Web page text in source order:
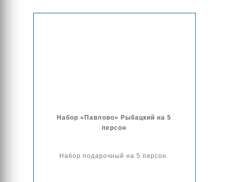
Набор «Павлово» Рыбацкий на 5
персон
Набор подарочный на 5 персон.